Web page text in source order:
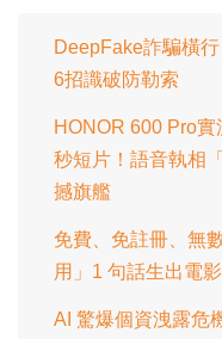
DeepFake詐騙橫
6招識破防勒索
HONOR 600 Pro
秒短片！語音執相
撼旗艦
免費、免註冊、無
用」1 句話生出電
AI 驚爆個資洩露危